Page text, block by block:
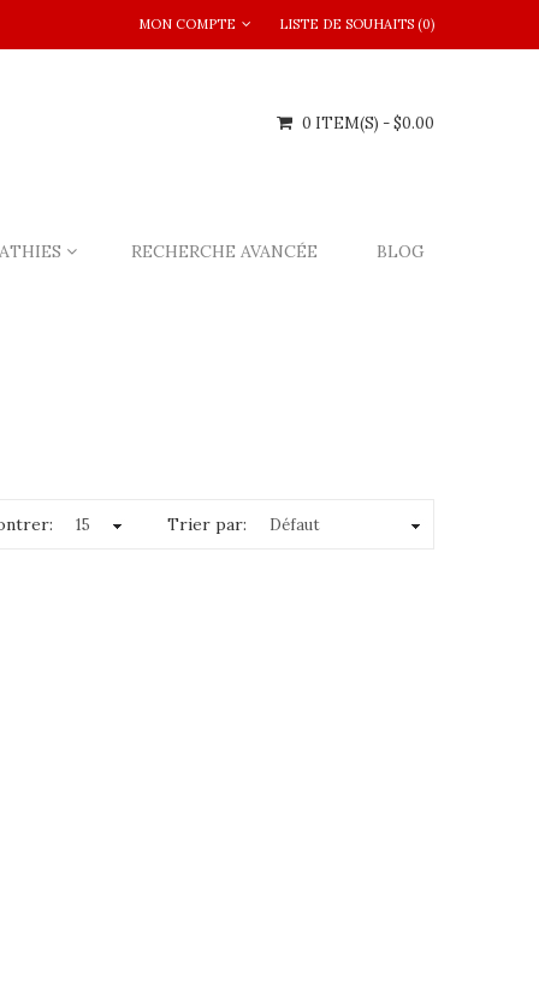
MON COMPTE LISTE DE SOUHAITS (0)
0 ITEM(S) - $0.00
RECHERCHE AVANCÉE BLOG
Trier par: